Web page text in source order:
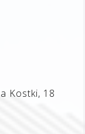
Kostki, 18